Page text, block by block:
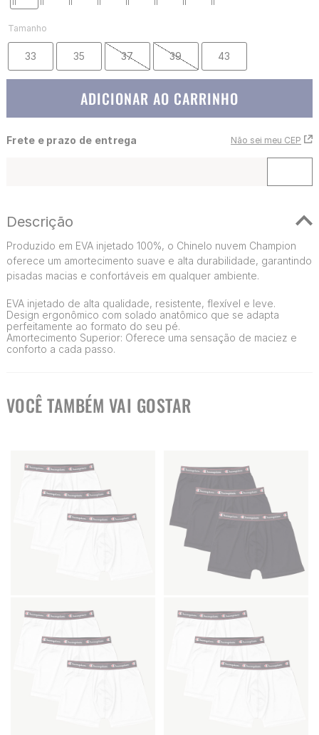
Tamanho
33 35 37 39 43
ADICIONAR AO CARRINHO
Frete e prazo de entrega Não sei meu CEP
Descrição
Produzido em EVA injetado 100%, o Chinelo nuvem Champion
oferece um amortecimento suave e alta durabilidade, garantindo
pisadas macias e confortáveis em qualquer ambiente.
EVA injetado de alta qualidade, resistente, flexível e leve.
Design ergonômico com solado anatômico que se adapta
perfeitamente ao formato do seu pé.
Amortecimento Superior: Oferece uma sensação de maciez e
conforto a cada passo.
VOCÊ TAMBÉM VAI GOSTAR